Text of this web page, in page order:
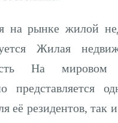
на рынке жилой
Жилая
На мировом
представляется
её резидентов,